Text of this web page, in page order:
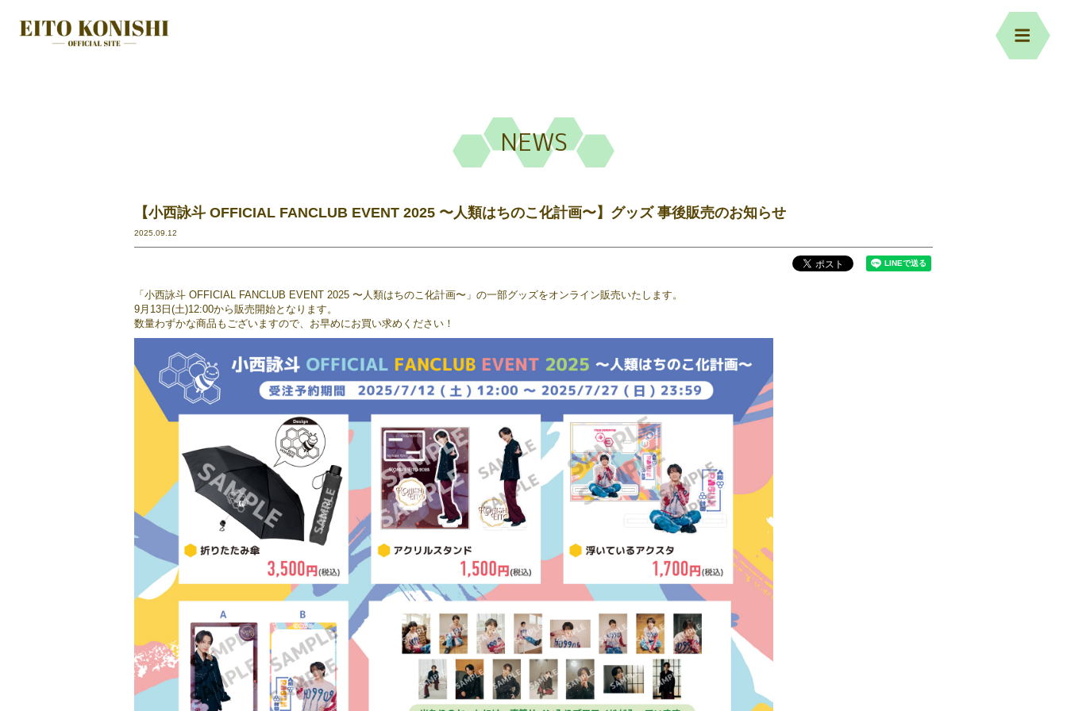
NEWS
【小西詠斗 OFFICIAL FANCLUB EVENT 2025 〜人類はちのこ化計画〜】グッズ 事後販売のお知らせ
2025.09.12
「小西詠斗 OFFICIAL FANCLUB EVENT 2025 〜人類はちのこ化計画〜」の一部グッズをオンライン販売いたします。
9月13日(土)12:00から販売開始となります。
数量わずかな商品もございますので、お早めにお買い求めください！